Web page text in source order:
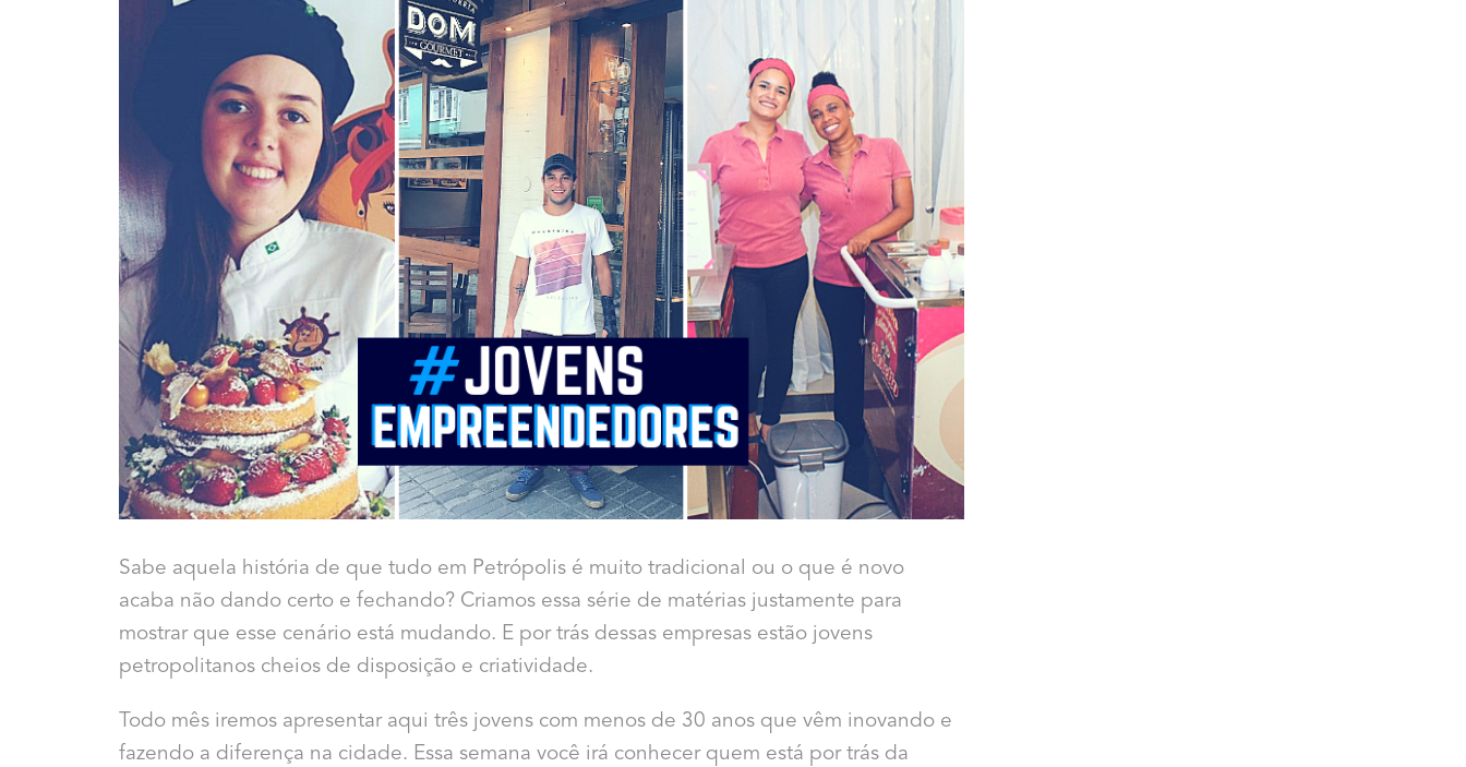
Sabe aquela história de que tudo em Petrópolis é muito tradicional ou o que é novo
acaba não dando certo e fechando? Criamos essa série de matérias justamente para
mostrar que esse cenário está mudando. E por trás dessas empresas estão jovens
petropolitanos cheios de disposição e criatividade.
Todo mês iremos apresentar aqui três jovens com menos de 30 anos que vêm inovando e
fazendo a diferença na cidade. Essa semana você irá conhecer quem está por trás da